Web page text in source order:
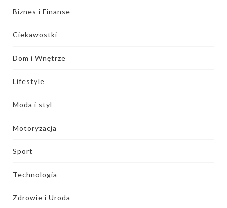
Biznes i Finanse
Ciekawostki
Dom i Wnętrze
Lifestyle
Moda i styl
Motoryzacja
Sport
Technologia
Zdrowie i Uroda